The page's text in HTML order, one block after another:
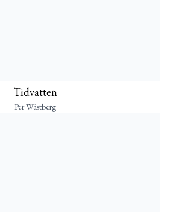
Tidvatten
Per Wästberg